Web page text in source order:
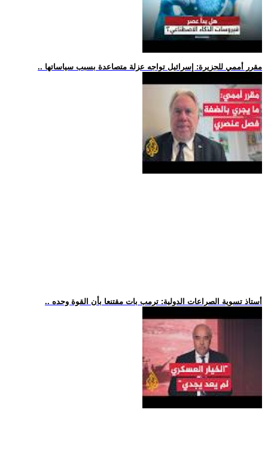
.. مقرر أممي للجزيرة: إسرائيل تواجه عزلة متصاعدة بسبب سياساتها
.. أستاذ تسوية الصراعات الدولية: ترمب بات مقتنعا بأن القوة وحده